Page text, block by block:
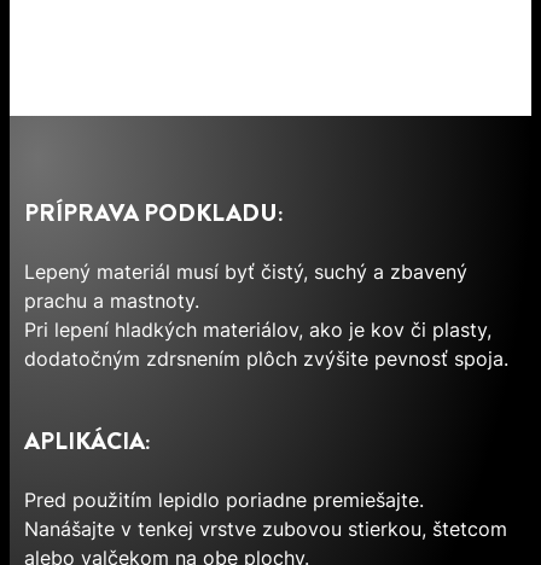
PRÍPRAVA PODKLADU:
Lepený materiál musí byť čistý, suchý a zbavený
prachu a mastnoty.
Pri lepení hladkých materiálov, ako je kov či plasty,
dodatočným zdrsnením plôch zvýšite pevnosť spoja.
APLIKÁCIA:
Pred použitím lepidlo poriadne premiešajte.
Nanášajte v tenkej vrstve zubovou stierkou, štetcom
alebo valčekom na obe plochy.